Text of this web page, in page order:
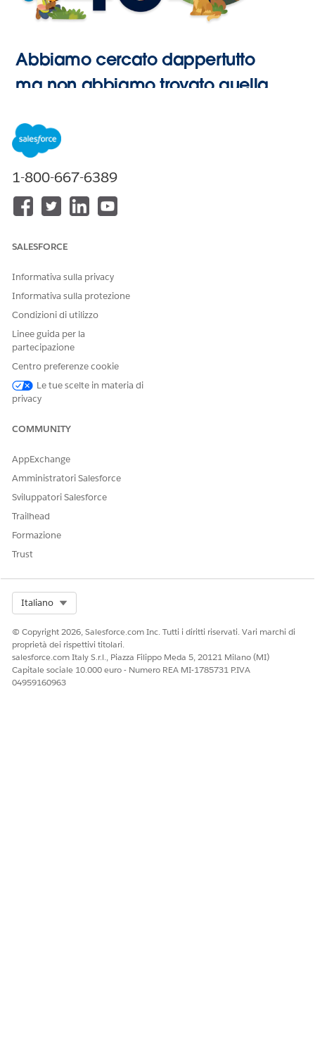
Abbiamo cercato dappertutto
ma non abbiamo trovato quella
1-800-667-6389
SALESFORCE
Informativa sulla privacy
Informativa sulla protezione
Condizioni di utilizzo
Linee guida per la
partecipazione
Centro preferenze cookie
Le tue scelte in materia di
privacy
COMMUNITY
AppExchange
Amministratori Salesforce
Sviluppatori Salesforce
Trailhead
Formazione
Trust
Italiano
© Copyright 2026, Salesforce.com Inc. Tutti i diritti riservati. Vari marchi di
proprietà dei rispettivi titolari.
salesforce.com Italy S.r.l., Piazza Filippo Meda 5, 20121 Milano (MI)
Capitale sociale 10.000 euro - Numero REA MI-1785731 P.IVA
04959160963